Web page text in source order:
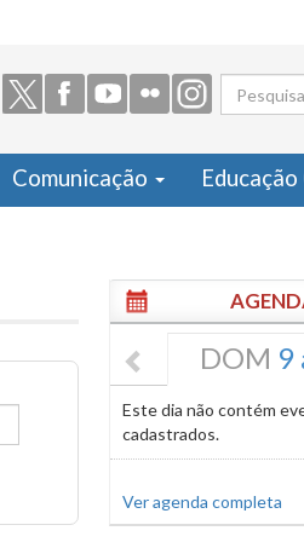
de
Comunicação
DOM 9
Este dia não contém
cadastrados.
Ver agenda completa